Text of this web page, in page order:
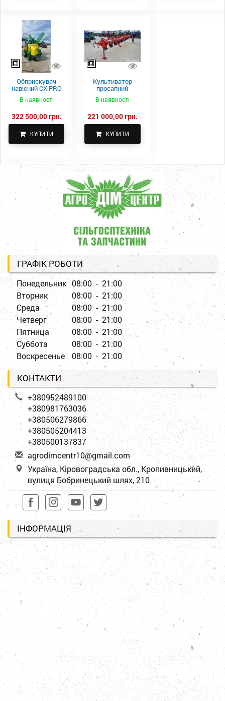
Обприскувач
навісний CX PRO
В наявності
322 500,00 грн.
КУПИТИ
Культиватор
просапний
КПН-5,6-05
В наявності
221 000,00 грн.
КУПИТИ
ГРАФІК РОБОТИ
Понедельник 08:00 - 21:00
Вторник
08:00 - 21:00
Среда
08:00 - 21:00
Четверг
08:00 - 21:00
Пятница
08:00 - 21:00
Суббота
08:00 - 21:00
Воскресенье
08:00 - 21:00
КОНТАКТИ
+380952489100
+380981763036
+380506279866
+380505204413
+380500137837
agrodimcentr10@gmail.com
Україна, Кіровоградська обл., Кропивницький,
вулиця Бобринецький шлях, 210
ІНФОРМАЦІЯ